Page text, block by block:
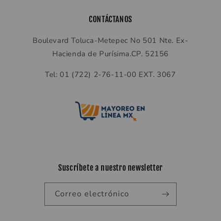
CONTÁCTANOS
Boulevard Toluca-Metepec No 501 Nte. Ex-
Hacienda de Purísima.CP. 52156
Tel: 01 (722) 2-76-11-00 EXT. 3067
Suscríbete a nuestro newsletter
Correo electrónico